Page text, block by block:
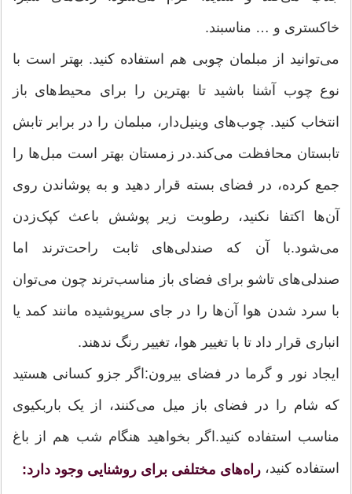
خاکستری و … مناسبند.
می‌توانید از مبلمان چوبی هم استفاده کنید. بهتر است با
نوع چوب آشنا باشید تا بهترین را برای محیط‌های باز
انتخاب کنید. چوب‌های وینیل‌دار، مبلمان را در برابر تابش
تابستان محافظت می‌کند.در زمستان بهتر است مبل‌ها را
جمع کرده، در فضای بسته قرار دهید و به پوشاندن روی
آن‌ها اکتفا نکنید، رطوبت زیر پوشش باعث کپک‌زدن
می‌شود.با آن که صندلی‌های ثابت راحت‌ترند اما
صندلی‌های تاشو برای فضای باز مناسب‌ترند چون می‌توان
با سرد شدن هوا آن‌ها را در جای سرپوشیده مانند کمد یا
انباری قرار داد تا با تغییر هوا، تغییر رنگ ندهند.
ایجاد نور و گرما در فضای بیرون:اگر جزو کسانی هستید
که شام را در فضای باز میل می‌کنند، از یک باربکیوی
مناسب استفاده کنید.اگر بخواهید هنگام شب هم از باغ
استفاده کنید، راه‌های مختلفی برای روشنایی وجود دارد: